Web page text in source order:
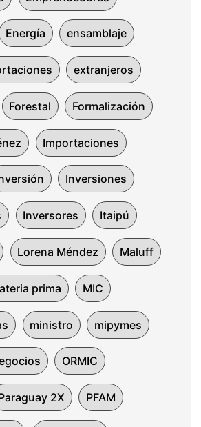
Energía ensamblaje
extranjeros
Forestal Formalización
Importaciones
Inversiones
Inversores Itaipú
Lorena Méndez Maluff
prima MIC
ministro mipymes
ORMIC
2X PFAM